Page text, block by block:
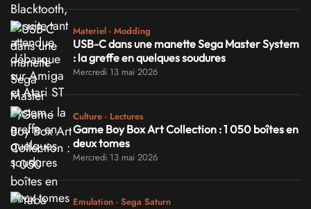
Materiel - Modding
USB-C dans une manette Sega Master System
: la greffe en quelques soudures
Mercredi 13 mai 2026
Culture - Lectures
Game Boy Box Art Collection : 1 050 boîtes en
deux tomes
Mercredi 13 mai 2026
Emulation - Sega Saturn